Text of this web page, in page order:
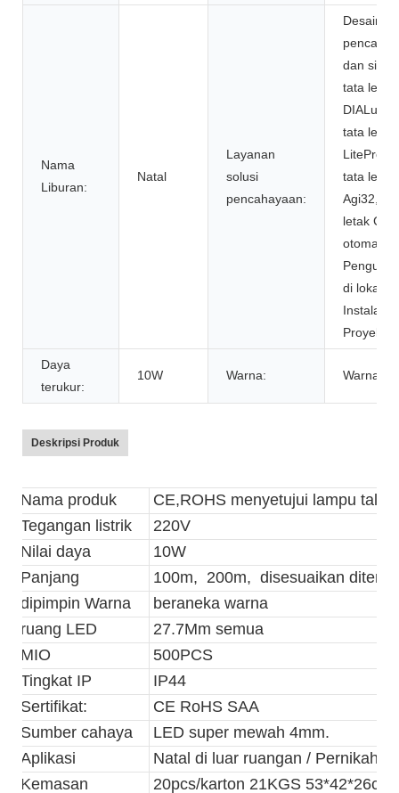
Nama
Liburan:
Natal
Layanan
solusi
pencahayaan:
Desain
dan
tata letak
DIALux
tata letak
LitePro
tata letak
Agi32,
letak CAD
otomatis,
di lokasi,
Instalasi
Proyek
Daya
terukur:
10W Warna: Warna
Deskripsi Produk
Nama produk
CE,ROHS menyetujui lampu tali
Tegangan listrik
220V
Nilai daya
10W
Panjang
100m, 200m, disesuaikan
dipimpin Warna
beraneka warna
ruang LED
27.7Mm semua
MIO
500PCS
Tingkat IP
IP44
Sertifikat:
CE RoHS SAA
Sumber cahaya
LED super mewah 4mm.
Aplikasi
Natal di luar ruangan /
Kemasan
20pcs/karton 21KGS 53*42*26cm